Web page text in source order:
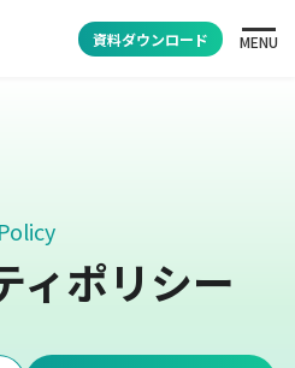
資料ダウンロード MENU
Policy
ィポリシー